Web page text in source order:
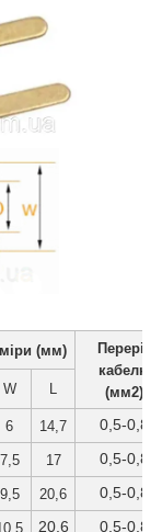
(мм)
Переріз
кабелю
(мм2)
W
6 14,7 0 ,5-0,8
7,5 17 0 ,5-0,8
9,5 20,6 0 ,5-0,8
20,6 0 ,5-0,8